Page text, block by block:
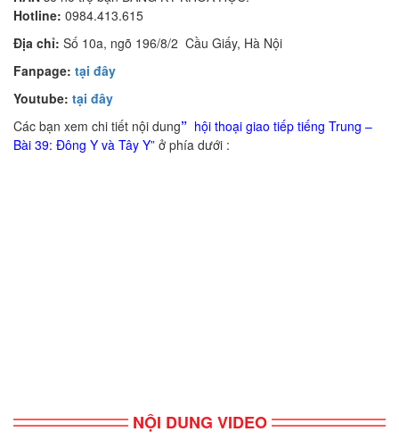
Hotline: 0984.413.615
Địa chỉ: Số 10a, ngõ 196/8/2 Cầu Giấy, Hà Nội
Fanpage: tại đây
Youtube: tại đây
Các bạn xem chi tiết nội dung” hội thoại giao tiếp tiếng Trung –
Bài 39: Đông Y và Tây Y” ở phía dưới :
NỘI DUNG VIDEO